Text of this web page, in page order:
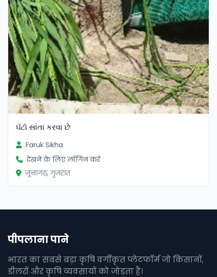
ઘૅટૉ સાંતા કરવા છે
Faruk Sikha
देखने के लिए लॉगिन करें
जूनागढ़, गुजरात
पीपलाना पाने
भारत का सबसे बड़ा कृषि वर्गीकृत प्लेटफॉर्म जो किसानों,
डीलरों और कृषि व्यवसायों को जोड़ता है।